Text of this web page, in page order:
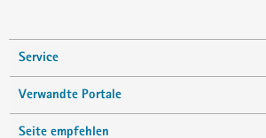
Service
Verwandte Portale
Seite empfehlen